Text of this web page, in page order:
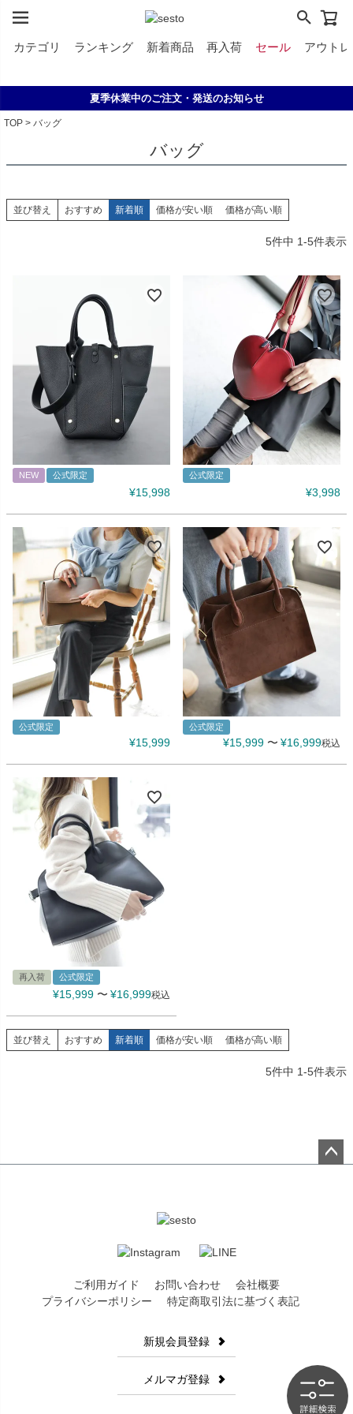
カテゴリ ランキング 新着商品 再入荷 セール アウト
夏季休業中のご注文・発送のお知らせ
【お盆特別ｸｰﾎﾟﾝ】ご注文金額2000円以上で10%OFF
2,500円以上のシューズなら《無料》でサイズ交換！
LINE ID連携で500円クーポンプレゼント！
TOP バッグ
バッグ
並び替え おすすめ 新着順 価格が安い順 価格が高い順
5件中 1-5件表示
NEW 公式限定
¥15,998
公式限定
¥3,998
公式限定
¥15,999
公式限定
¥15,999 〜 ¥16,999税込
再入荷 公式限定
¥15,999 〜 ¥16,999税込
並び替え おすすめ 新着順 価格が安い順 価格が高い順
5件中 1-5件表示
ご利用ガイド お問い合わせ
会社概要
プライバシーポリシー
特定商取引法に基づく表記
新規会員登録
メルマガ登録